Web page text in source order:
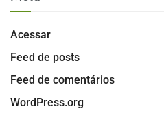
Acessar
Feed de posts
Feed de comentários
WordPress.org